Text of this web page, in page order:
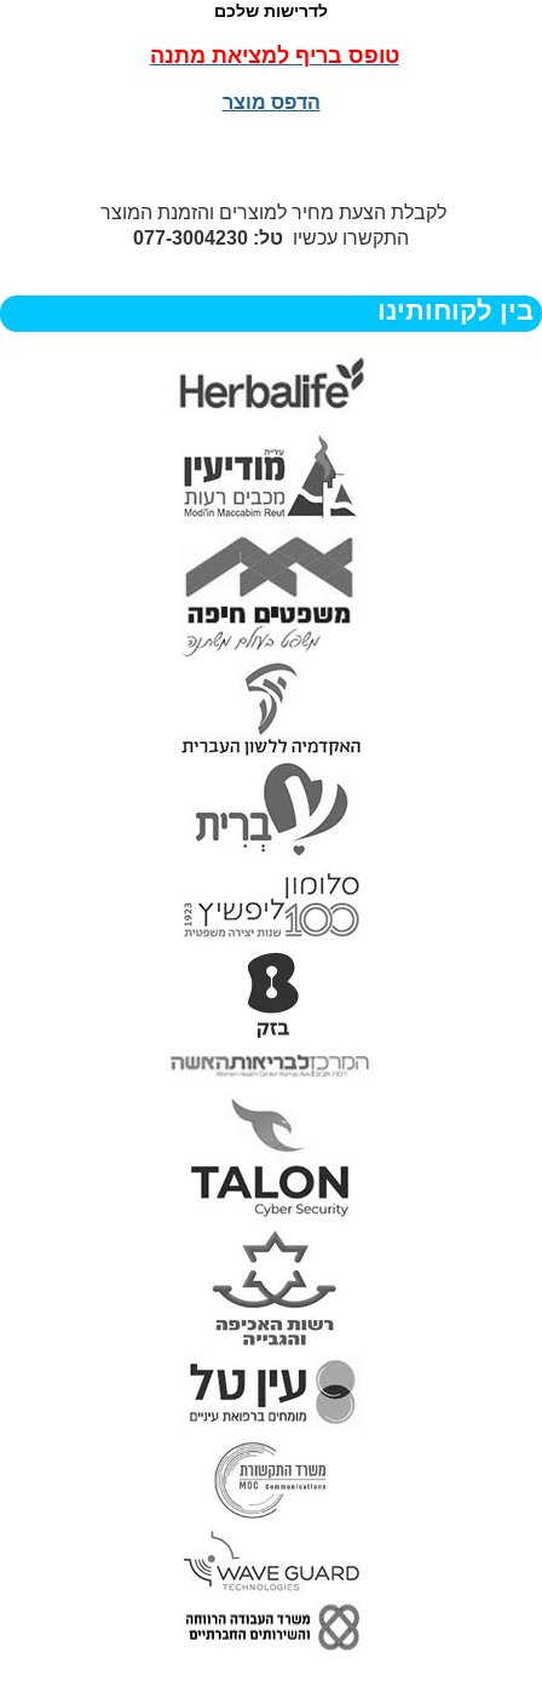
לדרישות שלכם
טופס בריף למציאת מתנה
הדפס מוצר
לקבלת הצעת מחיר למוצרים והזמנת המוצר
התקשרו עכשיו טל: 077-3004230
בין לקוחותינו